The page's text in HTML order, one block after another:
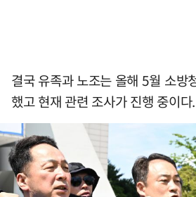
결국 유족과 노조는 올해 5월 소방
했고 현재 관련 조사가 진행 중이다.